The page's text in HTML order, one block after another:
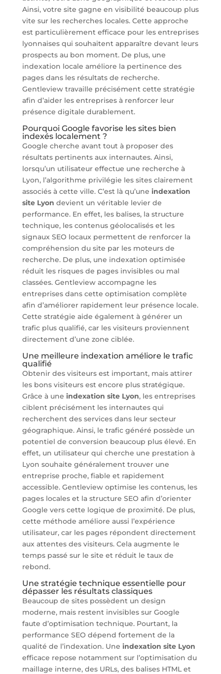
Ainsi, votre site gagne en visibilité beaucoup plus
vite sur les recherches locales. Cette approche
est particulièrement efficace pour les entreprises
lyonnaises qui souhaitent apparaître devant leurs
prospects au bon moment. De plus, une
indexation locale améliore la pertinence des
pages dans les résultats de recherche.
Gentleview travaille précisément cette stratégie
afin d’aider les entreprises à renforcer leur
présence digitale durablement.
Pourquoi Google favorise les sites bien
indexés localement ?
Google cherche avant tout à proposer des
résultats pertinents aux internautes. Ainsi,
lorsqu’un utilisateur effectue une recherche à
Lyon, l’algorithme privilégie les sites clairement
associés à cette ville. C’est là qu’une indexation
site Lyon devient un véritable levier de
performance. En effet, les balises, la structure
technique, les contenus géolocalisés et les
signaux SEO locaux permettent de renforcer la
compréhension du site par les moteurs de
recherche. De plus, une indexation optimisée
réduit les risques de pages invisibles ou mal
classées. Gentleview accompagne les
entreprises dans cette optimisation complète
afin d’améliorer rapidement leur présence locale.
Cette stratégie aide également à générer un
trafic plus qualifié, car les visiteurs proviennent
directement d’une zone ciblée.
Une meilleure indexation améliore le trafic
qualifié
Obtenir des visiteurs est important, mais attirer
les bons visiteurs est encore plus stratégique.
Grâce à une indexation site Lyon, les entreprises
ciblent précisément les internautes qui
recherchent des services dans leur secteur
géographique. Ainsi, le trafic généré possède un
potentiel de conversion beaucoup plus élevé. En
effet, un utilisateur qui cherche une prestation à
Lyon souhaite généralement trouver une
entreprise proche, fiable et rapidement
accessible. Gentleview optimise les contenus, les
pages locales et la structure SEO afin d’orienter
Google vers cette logique de proximité. De plus,
cette méthode améliore aussi l’expérience
utilisateur, car les pages répondent directement
aux attentes des visiteurs. Cela augmente le
temps passé sur le site et réduit le taux de
rebond.
Une stratégie technique essentielle pour
dépasser les résultats classiques
Beaucoup de sites possèdent un design
moderne, mais restent invisibles sur Google
faute d’optimisation technique. Pourtant, la
performance SEO dépend fortement de la
qualité de l’indexation. Une indexation site Lyon
efficace repose notamment sur l’optimisation du
maillage interne, des URLs, des balises HTML et